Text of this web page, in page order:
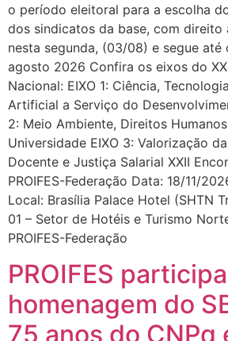
o período eleitoral para a escolha
dos sindicatos da base, com
nesta segunda, (03/08) e segue
agosto 2026 Confira os eixos do
Nacional: EIXO 1: Ciência,
Artificial a Serviço do
2: Meio Ambiente, Direitos
Universidade EIXO 3: Valorização
Docente e Justiça Salarial XXII
PROIFES-Federação Data: 18/11/
Local: Brasília Palace Hotel (SHTN
01 – Setor de Hotéis e Turismo
PROIFES-Federação
PROIFES
homenagem do
75 anos do CNPq